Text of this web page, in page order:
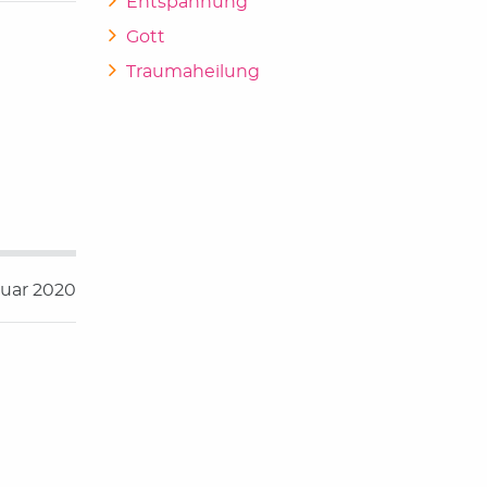
Gott
Traumaheilung
2020